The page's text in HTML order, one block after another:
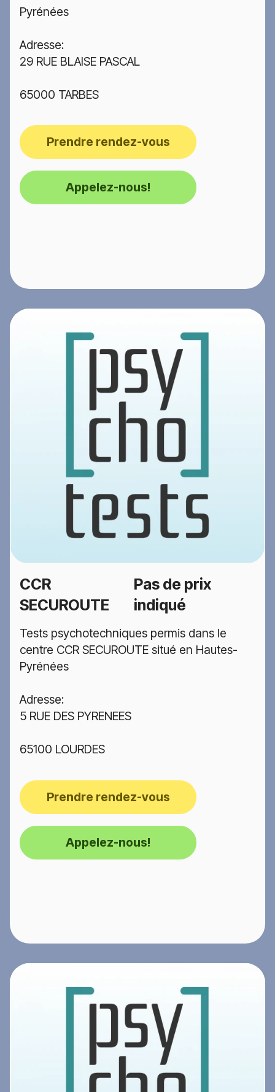
Pyrénées
Adresse:
29 RUE BLAISE PASCAL
65000 TARBES
Prendre rendez-vous
Appelez-nous!
CCR
SECUROUTE
Pas de prix
indiqué
Tests psychotechniques permis dans le
centre CCR SECUROUTE situé en Hautes-
Pyrénées
Adresse:
5 RUE DES PYRENEES
65100 LOURDES
Prendre rendez-vous
Appelez-nous!